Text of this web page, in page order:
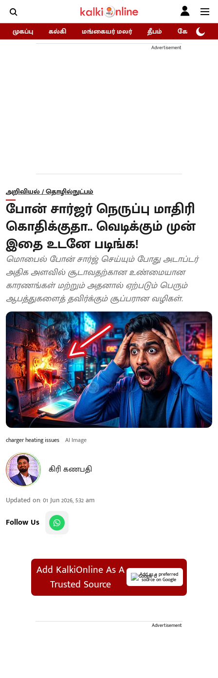
முகப்பு கல்கி மங்கையர் மலர் தீபம் கோகுலம்/
Advertisement
அறிவியல் / தொழில்நுட்பம்
போன் சார்ஜர் நெருப்பு மாதிரி
கொதிக்குதா.. வெடிக்கும் முன்
இதை உடனே படிங்க!
மொபைல் போன் சார்ஜ் செய்யும் போது அடாப்டர்
அதிக அளவில் சூடாவதற்கான உண்மையான
காரணங்கள் மற்றும் அதனால் ஏற்படும் பெரும்
ஆபத்துகளைத் தவிர்க்கும் சூப்பரான வழிகள்.
charger heating issues AI Image
கிரி கணபதி
Updated on:01 Jun 2026, 5:32 am
Follow Us
Add KalkiOnline As A
Trusted Source
Add as a preferred
source on Google
Advertisement